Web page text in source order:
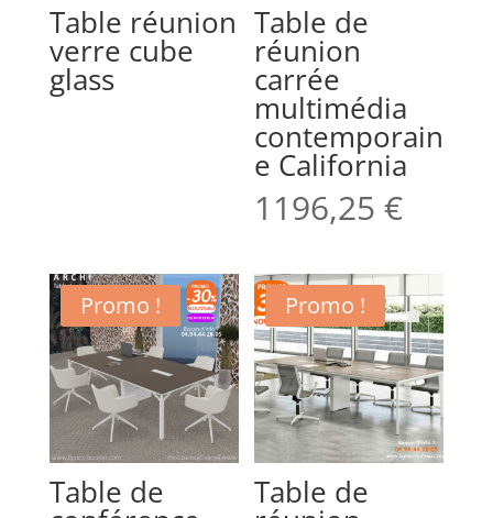
Table réunion
verre cube
glass
Table de
réunion
carrée
multimédia
contemporain
e California
1196,25€
Promo !
Table de
Promo !
Table de